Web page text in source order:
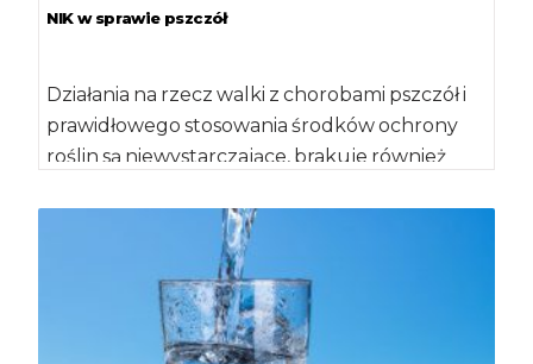
NIK w sprawie pszczół
Działania na rzecz walki z chorobami pszczół i
prawidłowego stosowania środków ochrony
roślin są niewystarczające, brakuje również